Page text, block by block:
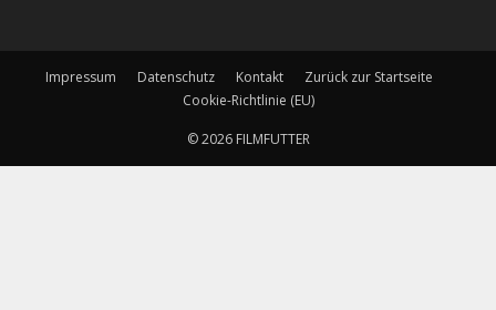
Impressum Datenschutz Kontakt
Zurück zur Startseite
Cookie-Richtlinie (EU)
© 2026 FILMFUTTER